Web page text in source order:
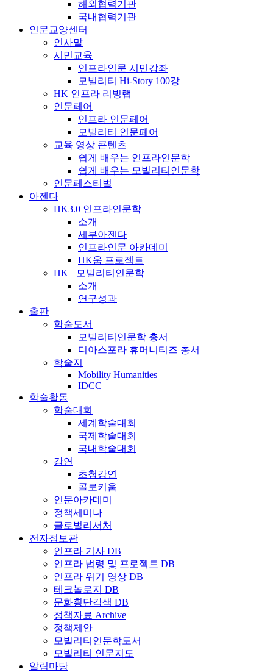
해외협력기관
국내협력기관
인문교양센터
인사말
시민교육
인프라인문 시민강좌
모빌리티 Hi-Story 100강
HK 인프라 리빙랩
인문페어
인프라 인문페어
모빌리티 인문페어
교육 영상 콘텐츠
쉽게 배우는 인프라인문학
쉽게 배우는 모빌리티인문학
인문페스티벌
아젠다
HK3.0 인프라인문학
소개
세부아젠다
인프라인문 아카데미
HK움 프로젝트
HK+ 모빌리티인문학
소개
연구성과
출판
학술도서
모빌리티인문학 총서
디아스포라 휴머니티즈 총서
학술지
Mobility Humanities
IDCC
학술활동
학술대회
세계학술대회
국제학술대회
국내학술대회
강연
초청강연
콜로키움
인문아카데미
정책세미나
글로벌리서처
전자정보관
인프라 기사 DB
인프라 법령 및 프로젝트 DB
인프라 위기 영상 DB
테크놀로지 DB
문화횡단각색 DB
정책자료 Archive
정책제안
모빌리티인문학도서
모빌리티 인문지도
알림마당